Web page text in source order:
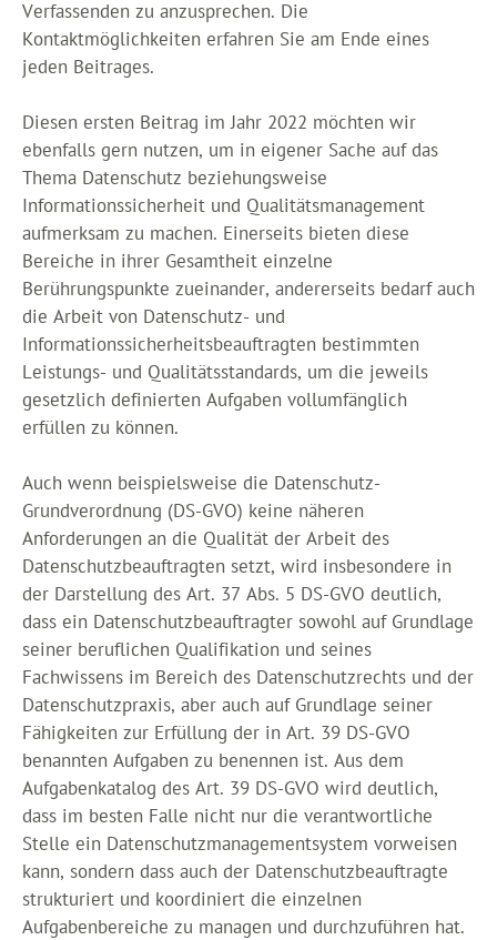
Verfassenden zu anzusprechen. Die
Kontaktmöglichkeiten erfahren Sie am Ende eines
jeden Beitrages.
Diesen ersten Beitrag im Jahr 2022 möchten wir
ebenfalls gern nutzen, um in eigener Sache auf das
Thema Datenschutz beziehungsweise
Informationssicherheit und Qualitätsmanagement
aufmerksam zu machen. Einerseits bieten diese
Bereiche in ihrer Gesamtheit einzelne
Berührungspunkte zueinander, andererseits bedarf auch
die Arbeit von Datenschutz- und
Informationssicherheitsbeauftragten bestimmten
Leistungs- und Qualitätsstandards, um die jeweils
gesetzlich definierten Aufgaben vollumfänglich
erfüllen zu können.
Auch wenn beispielsweise die Datenschutz-
Grundverordnung (DS-GVO) keine näheren
Anforderungen an die Qualität der Arbeit des
Datenschutzbeauftragten setzt, wird insbesondere in
der Darstellung des Art. 37 Abs. 5 DS-GVO deutlich,
dass ein Datenschutzbeauftragter sowohl auf Grundlage
seiner beruflichen Qualifikation und seines
Fachwissens im Bereich des Datenschutzrechts und der
Datenschutzpraxis, aber auch auf Grundlage seiner
Fähigkeiten zur Erfüllung der in Art. 39 DS-GVO
benannten Aufgaben zu benennen ist. Aus dem
Aufgabenkatalog des Art. 39 DS-GVO wird deutlich,
dass im besten Falle nicht nur die verantwortliche
Stelle ein Datenschutzmanagementsystem vorweisen
kann, sondern dass auch der Datenschutzbeauftragte
strukturiert und koordiniert die einzelnen
Aufgabenbereiche zu managen und durchzuführen hat.